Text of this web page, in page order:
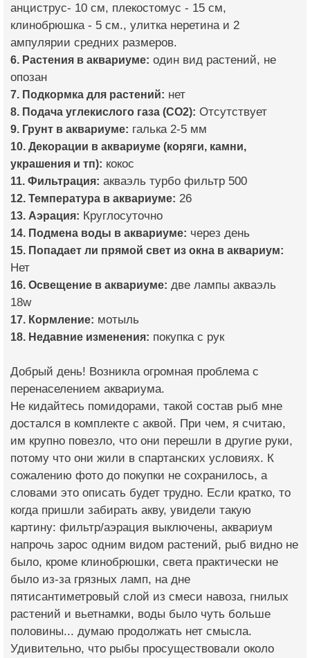
анциструс- 10 см, плекостомус - 15 см,
клинобрюшка - 5 см., улитка неретина и 2
ампулярии средних размеров.
6. Растения в аквариуме: один вид растений, не
опозан
7. Подкормка для растений: нет
8. Подача углекислого газа (CO2): Отсутствует
9. Грунт в аквариуме: галька 2-5 мм
10. Декорации в аквариуме (коряги, камни,
украшения и тп): кокос
11. Фильтрация: акваэль турбо фильтр 500
12. Температура в аквариуме: 26
13. Аэрация: Круглосуточно
14. Подмена воды в аквариуме: через день
15. Попадает ли прямой свет из окна в аквариум:
Нет
16. Освещение в аквариуме: две лампы акваэль
18w
17. Кормление: мотыль
18. Недавние изменения: покупка с рук
Добрый день! Возникла огромная проблема с
перенаселением аквариума.
Не кидайтесь помидорами, такой состав рыб мне
достался в комплекте с аквой. При чем, я считаю,
им крупно повезло, что они перешли в другие руки,
потому что они жили в спартанских условиях. К
сожалению фото до покупки не сохранилось, а
словами это описать будет трудно. Если кратко, то
когда пришли забирать акву, увидели такую
картину: фильтр/аэрация выключены, аквариум
напрочь зарос одним видом растений, рыб видно не
было, кроме клинобрюшки, света практически не
было из-за грязных ламп, на дне
пятисантиметровый слой из смеси навоза, гнилых
растений и вьетнамки, воды было чуть больше
половины... думаю продолжать нет смысла.
Удивительно, что рыбы просуществовали около